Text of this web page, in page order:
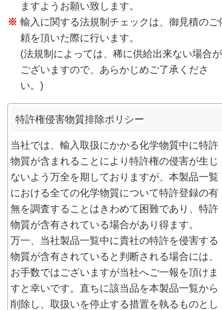
ますようお願い致します。
輸入に関する法規制チェックは、御見積のご
頼を頂いた際に行います。
(法規制によっては、稀に供給出来ない場合が
ございますので、あらかじめご了承くださ
い。)
特許権侵害物質排除ポリシー
当社では、輸入取扱にかかる化学物質中に特許
物質が含まれることにより特許権の侵害が生じ
ないよう万全を期しておりますが、本製品一覧
における全ての化学物質について特許登録の有
無を調査することはきわめて困難であり、特許
物質が含有されている場合があり得ます。
万一、当社製品一覧中に貴社の特許を侵害する
物質が含有されていると判断される場合には、
お手数ではございますが当社へご一報を頂けま
すと幸いです。直ちに該当品を本製品一覧から
削除し、取扱いを停止する措置を執るものとし